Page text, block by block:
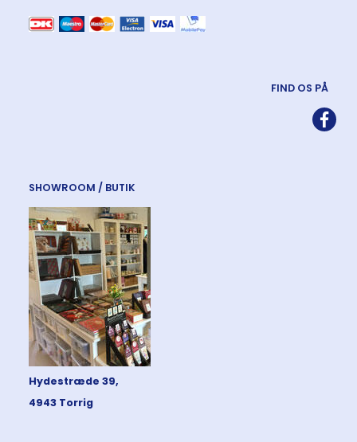
FIND OS PÅ
SHOWROOM / BUTIK
Hydestræde 39,
4943 Torrig